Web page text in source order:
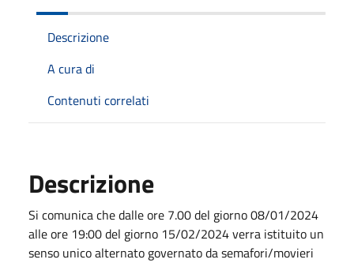
Descrizione
A cura di
Contenuti correlati
Descrizione
Si comunica che dalle ore 7.00 del giorno 08/01/2024
alle ore 19:00 del giorno 15/02/2024 verra istituito un
senso unico alternato governato da semafori/movieri